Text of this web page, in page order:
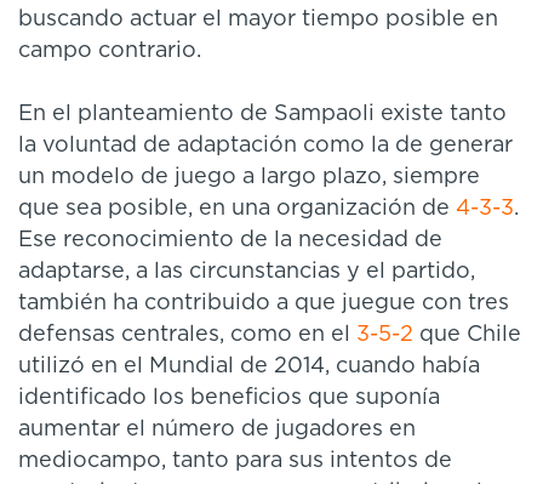
buscando actuar el mayor tiempo posible en
campo contrario.
En el planteamiento de Sampaoli existe tanto
la voluntad de adaptación como la de generar
un modelo de juego a largo plazo, siempre
que sea posible, en una organización de 4-3-3.
Ese reconocimiento de la necesidad de
adaptarse, a las circunstancias y el partido,
también ha contribuido a que juegue con tres
defensas centrales, como en el 3-5-2 que Chile
utilizó en el Mundial de 2014, cuando había
identificado los beneficios que suponía
aumentar el número de jugadores en
mediocampo, tanto para sus intentos de